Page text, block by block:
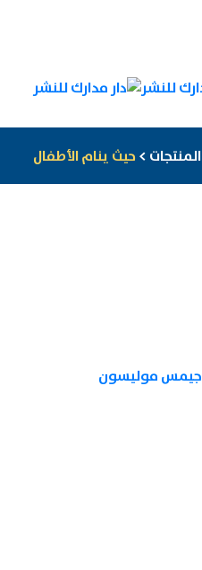
المنتجات > حيث ينام الأطفال
جيمس موليسون